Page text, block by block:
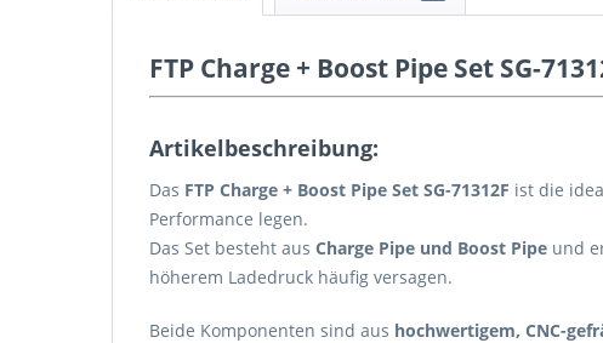
FTP Charge + Boost Pipe Set SG-
Artikelbeschreibung:
Das FTP Charge + Boost Pipe Set SG-71312F ist die
Performance legen.
Das Set besteht aus Charge Pipe und Boost Pipe und
höherem Ladedruck häufig versagen.
Beide Komponenten sind aus hochwertigem, CNC-